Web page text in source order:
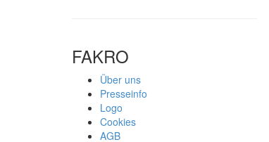
FAKRO
Über uns
Presseinfo
Logo
Cookies
AGB